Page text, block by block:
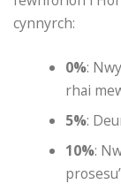
cynnyrch:
0%:
rhai
5%:
10%: